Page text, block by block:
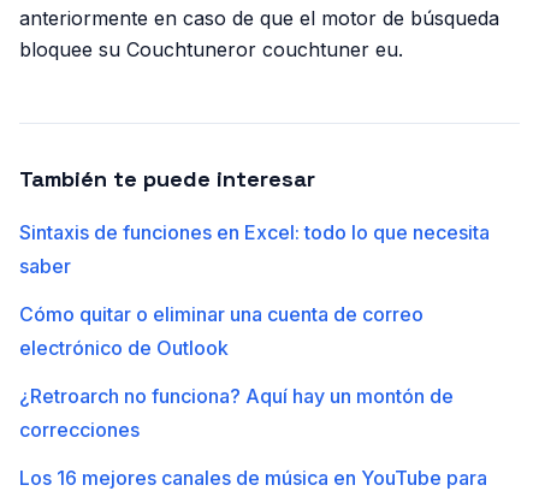
anteriormente en caso de que el motor de búsqueda
bloquee su Couchtuneror couchtuner eu.
También te puede interesar
Sintaxis de funciones en Excel: todo lo que necesita
saber
Cómo quitar o eliminar una cuenta de correo
electrónico de Outlook
¿Retroarch no funciona? Aquí hay un montón de
correcciones
Los 16 mejores canales de música en YouTube para